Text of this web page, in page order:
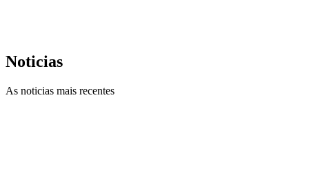
Noticias
As noticias mais recentes